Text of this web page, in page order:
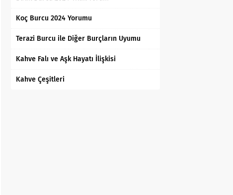
Koç Burcu 2024 Yorumu
Terazi Burcu ile Diğer Burçların Uyumu
Kahve Falı ve Aşk Hayatı İlişkisi
Kahve Çeşitleri